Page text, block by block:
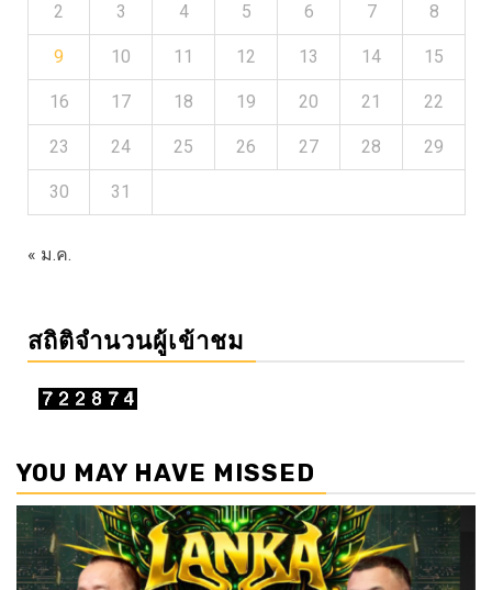
2 3 4 5 6 7 8
9 10 11 12 13 14 15
16 17 18 19 20 21 22
23 24 25 26 27 28 29
30 31
« ม.ค.
สถิติจำนวนผู้เข้าชม
YOU MAY HAVE MISSED